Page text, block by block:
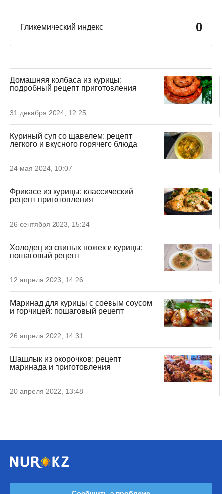
0
Гликемический индекс
Домашняя колбаса из курицы:
подробный рецепт приготовления
31 декабря 2024, 12:25
Куриный суп со щавелем: рецепт
легкого и вкусного горячего блюда
24 мая 2024, 10:07
Фрикасе из курицы: классический
рецепт приготовления
26 сентября 2023, 15:24
Холодец из свиных ножек и курицы:
пошаговый рецепт
12 апреля 2023, 14:26
Маринад для курицы с соевым соусом
и горчицей: пошаговый рецепт
26 апреля 2022, 14:31
Шашлык из окорочков: рецепт
маринада и приготовления
20 апреля 2022, 13:48